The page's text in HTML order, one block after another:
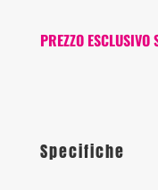
PREZZO ESCLUSIVO
Specifiche